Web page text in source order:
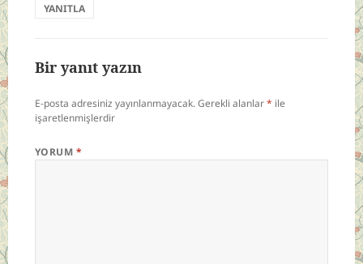
YANITLA
Bir yanıt yazın
E-posta adresiniz yayınlanmayacak.Gerekli alanlar* ile
işaretlenmişlerdir
YORUM *